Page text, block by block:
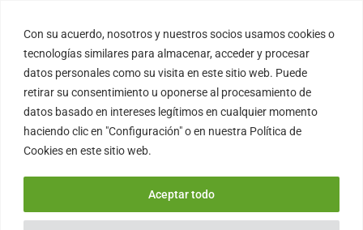
Con su acuerdo, nosotros y nuestros socios usamos cookies o
tecnologías similares para almacenar, acceder y procesar
datos personales como su visita en este sitio web. Puede
retirar su consentimiento u oponerse al procesamiento de
datos basado en intereses legítimos en cualquier momento
haciendo clic en "Configuración" o en nuestra Política de
Cookies en este sitio web.
Aceptar todo
contenido
FORTINUX.COM
08004 – Barcelona
Cataluña – España
info@fortinux.com
0034 – 644 79 25 79
Lun – Vie 9:00 AM a 6:00PM